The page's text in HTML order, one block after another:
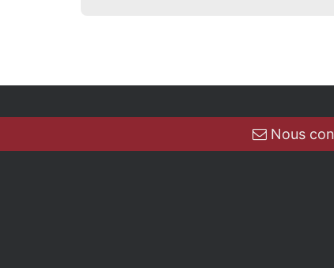
Nous